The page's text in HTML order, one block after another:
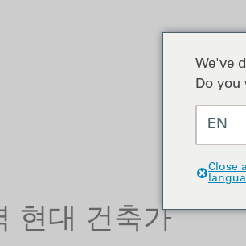
현대 건축가
We've
Do you
EN
Close